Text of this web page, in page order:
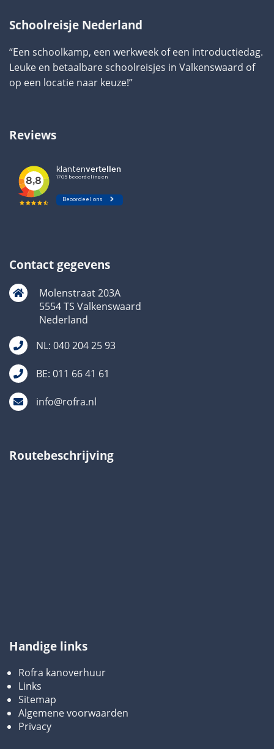
Schoolreisje Nederland
“Een schoolkamp, een werkweek of een introductiedag.
Leuke en betaalbare schoolreisjes in Valkenswaard of
op een locatie naar keuze!”
Reviews
Contact gegevens
Molenstraat 203A
5554 TS Valkenswaard
Nederland
NL: 040 204 25 93
BE: 011 66 41 61
info@rofra.nl
Routebeschrijving
Handige links
Rofra kanoverhuur
Links
Sitemap
Algemene voorwaarden
Privacy